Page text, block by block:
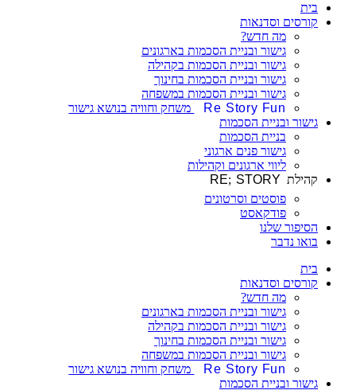
בית
קורסים וסדנאות
מה חדש?
גישור ובניית הסכמות בארגונים
גישור ובניית הסכמות בקהילה
גישור ובניית הסכמות בחינוך
גישור ובניית הסכמות במשפחה
Re Story Fun
משחק וחוויה בנושא גישור
גישור ובניית הסכמות
בניית הסכמות
גישור פנים ארגוני
ליווי ארגונים וקהילות
קהילת
RE; STORY
פוסטים וסרטונים
פודקאסט
הסיפור שלנו
בואו נדבר
בית
קורסים וסדנאות
מה חדש?
גישור ובניית הסכמות בארגונים
גישור ובניית הסכמות בקהילה
גישור ובניית הסכמות בחינוך
גישור ובניית הסכמות במשפחה
Re Story Fun
משחק וחוויה בנושא גישור
גישור ובניית הסכמות